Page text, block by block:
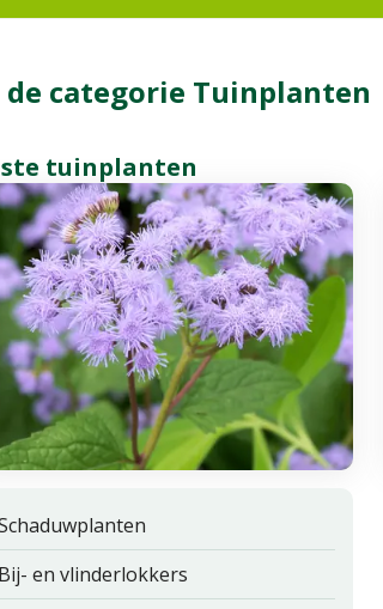
categorie Tuinplanten
tuinplanten
Bij- en vlinderlokkers